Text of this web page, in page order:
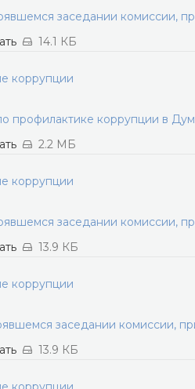
заседании комиссии,
14.1 КБ
коррупции
профилактике коррупции в
2.2 МБ
коррупции
заседании комиссии,
13.9 КБ
коррупции
заседании комиссии,
13.9 КБ